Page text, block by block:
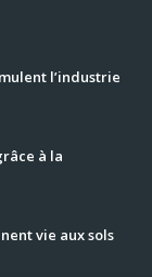
l’industrie
à la
vie aux sols